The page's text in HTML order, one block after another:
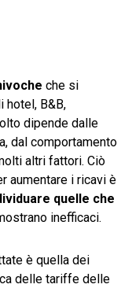
che si
hotel, B&B,
dipende dalle
dal comportamento
altri fattori. Ciò
aumentare i ricavi è
quelle che
inefficaci.
è quella dei
delle tariffe delle